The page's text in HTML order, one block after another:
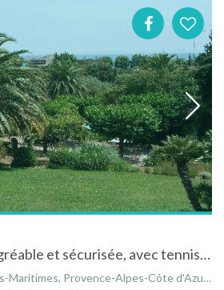
Résidence calme, agréable et sécurisée, avec tennis, piscine, garage
Provence-Alpes-Côte d'Azur, France